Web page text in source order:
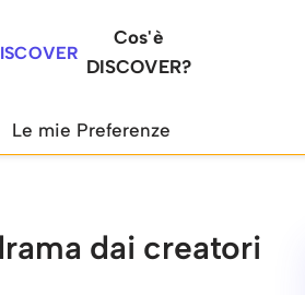
Cos'è
DISCOVER?
Le mie Preferenze
dai creatori